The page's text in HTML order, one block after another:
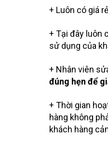
+ Luôn có giá
+ Tại đây luôn
sử dụng của
+ Nhân viên
đúng hẹn để
+ Thời gian
hàng không
khách hàng